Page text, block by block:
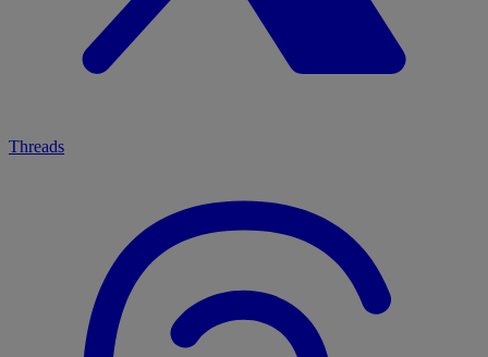
Threads